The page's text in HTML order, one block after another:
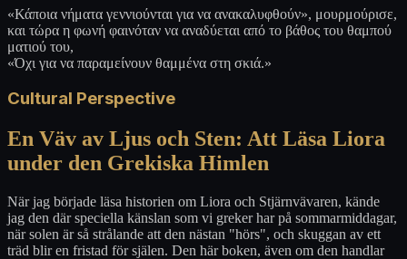
«Κάποια νήματα γεννιούνται για να ανακαλυφθούν», μουρμούρισε,
και τώρα η φωνή φαινόταν να αναδύεται από το βάθος του θαμπού
ματιού του,
«Όχι για να παραμείνουν θαμμένα στη σκιά.»
Cultural Perspective
En Väv av Ljus och Sten: Att Läsa Liora
under den Grekiska Himlen
När jag började läsa historien om Liora och Stjärnvävaren, kände
jag den där speciella känslan som vi greker har på sommarmiddagar,
när solen är så strålande att den nästan "hörs", och skuggan av ett
träd blir en fristad för själen. Den här boken, även om den handlar